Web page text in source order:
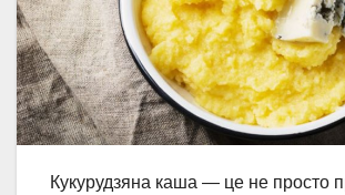
Кукурудзяна каша — це не просто